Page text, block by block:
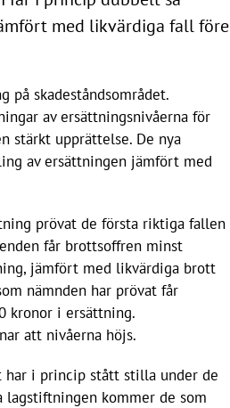
med likvärdiga fall före
på skadeståndsområdet.
av ersättningsnivåerna för
stärkt upprättelse. De nya
av ersättningen jämfört med
prövat de första riktiga fallen
får brottsoffren minst
jämfört med likvärdiga brott
nämnden har prövat får
kronor i ersättning.
att nivåerna höjs.
har i princip stått stilla under de
lagstiftningen kommer de som